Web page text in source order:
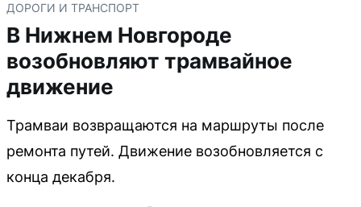
ДОРОГИ И ТРАНСПОРТ
В Нижнем Новгороде
возобновляют трамвайное
движение
Трамваи возвращаются на маршруты после
ремонта путей. Движение возобновляется с
конца декабря.